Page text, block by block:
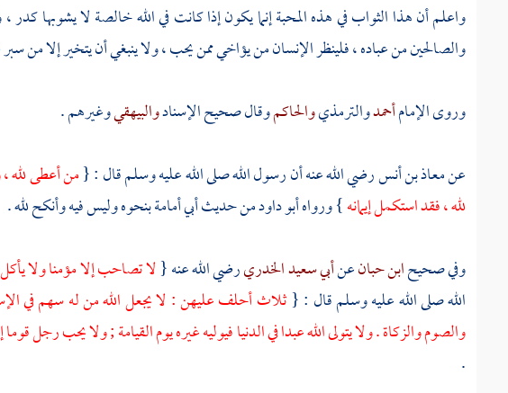
واعلم أن هذا الثواب في هذه المحبة إنما يكون إذا كانت في الله خالصة لا يشوبها كدر
والصالحين من عباده ، فلينظر الإنسان من يؤاخي ممن يحب ، ولا ينبغي أن يتخير إلا من
وروى الإمامأحمدوالترمذيوالحاكموقال صحيح الإسنادوالبيهقيوغيرهم .
عنمعاذ بن أنسرضي الله عنه أن رسول الله صلى الله عليه وسلم قال : {من أعطى لله
لله ، فقد استكمل إيمانه} ورواهأبو داودمن حديثأبي أمامةبنحوه وليس فيه وأنكح لله .
وفي صحيحابن حبانعنأبي سعيد الخدريرضي الله عنه {لا تصاحب إلا مؤمنا ولا
الله صلى الله عليه وسلم قال : {ثلاث أحلف عليهن : لا يجعل الله من له سهم في
والصوم والزكاة . ولا يتولى الله عبدا في الدنيا فيوليه غيره يوم القيامة ; ولا يحب رجل
.